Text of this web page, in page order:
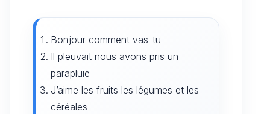
Bonjour comment vas-tu
Il pleuvait nous avons pris un
parapluie
J’aime les fruits les légumes et les
céréales